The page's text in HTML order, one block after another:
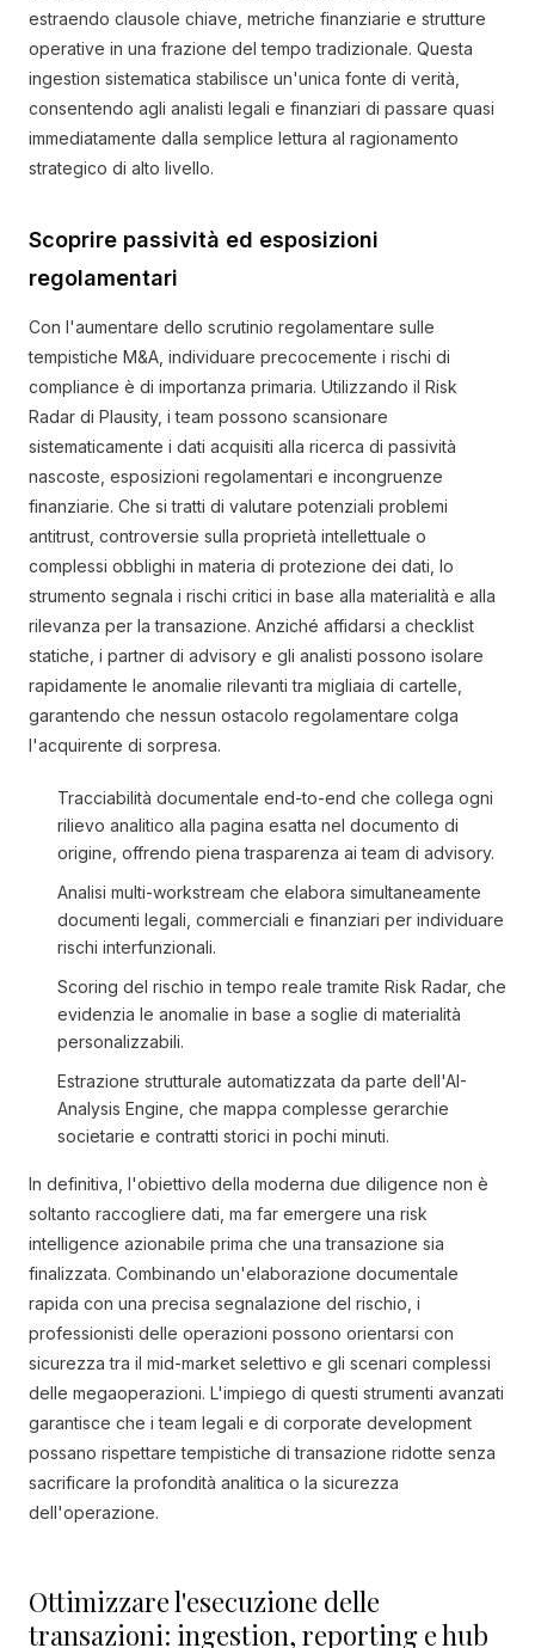
estraendo clausole chiave, metriche finanziarie e strutture
operative in una frazione del tempo tradizionale. Questa
ingestion sistematica stabilisce un'unica fonte di verità,
consentendo agli analisti legali e finanziari di passare quasi
immediatamente dalla semplice lettura al ragionamento
strategico di alto livello.
Scoprire passività ed esposizioni
regolamentari
Con l'aumentare dello scrutinio regolamentare sulle
tempistiche M&A, individuare precocemente i rischi di
compliance è di importanza primaria. Utilizzando il Risk
Radar di Plausity, i team possono scansionare
sistematicamente i dati acquisiti alla ricerca di passività
nascoste, esposizioni regolamentari e incongruenze
finanziarie. Che si tratti di valutare potenziali problemi
antitrust, controversie sulla proprietà intellettuale o
complessi obblighi in materia di protezione dei dati, lo
strumento segnala i rischi critici in base alla materialità e alla
rilevanza per la transazione. Anziché affidarsi a checklist
statiche, i partner di advisory e gli analisti possono isolare
rapidamente le anomalie rilevanti tra migliaia di cartelle,
garantendo che nessun ostacolo regolamentare colga
l'acquirente di sorpresa.
Tracciabilità documentale end-to-end che collega ogni
rilievo analitico alla pagina esatta nel documento di
origine, offrendo piena trasparenza ai team di advisory.
Analisi multi-workstream che elabora simultaneamente
documenti legali, commerciali e finanziari per individuare
rischi interfunzionali.
Scoring del rischio in tempo reale tramite Risk Radar, che
evidenzia le anomalie in base a soglie di materialità
personalizzabili.
Estrazione strutturale automatizzata da parte dell'AI-
Analysis Engine, che mappa complesse gerarchie
societarie e contratti storici in pochi minuti.
In definitiva, l'obiettivo della moderna due diligence non è
soltanto raccogliere dati, ma far emergere una risk
intelligence azionabile prima che una transazione sia
finalizzata. Combinando un'elaborazione documentale
rapida con una precisa segnalazione del rischio, i
professionisti delle operazioni possono orientarsi con
sicurezza tra il mid-market selettivo e gli scenari complessi
delle megaoperazioni. L'impiego di questi strumenti avanzati
garantisce che i team legali e di corporate development
possano rispettare tempistiche di transazione ridotte senza
sacrificare la profondità analitica o la sicurezza
dell'operazione.
Ottimizzare l'esecuzione delle
transazioni: ingestion, reporting e hub